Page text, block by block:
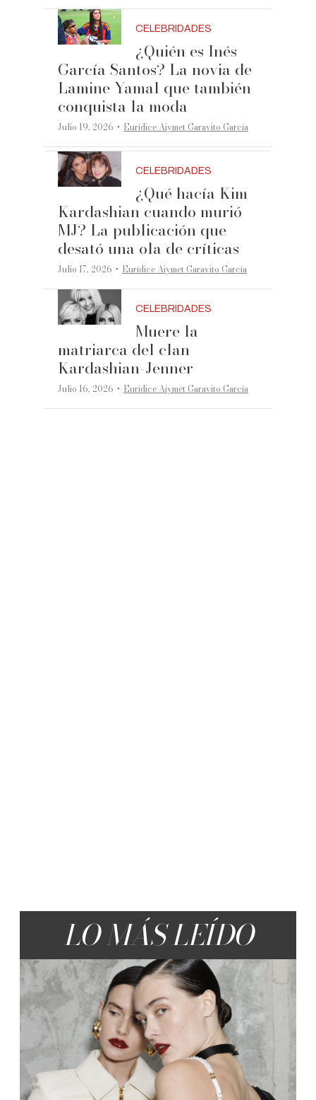
CELEBRIDADES
¿Quién es Inés
García Santos? La novia de
Lamine Yamal que también
conquista la moda
Julio 19, 2026 ·Eurídice Aiymet Garavito García
CELEBRIDADES
¿Qué hacía Kim
Kardashian cuando murió
MJ? La publicación que
desató una ola de críticas
Julio 17, 2026 ·Eurídice Aiymet Garavito García
CELEBRIDADES
Muere la
matriarca del clan
Kardashian-Jenner
Julio 16, 2026 ·Eurídice Aiymet Garavito García
LO MÁS LEÍDO